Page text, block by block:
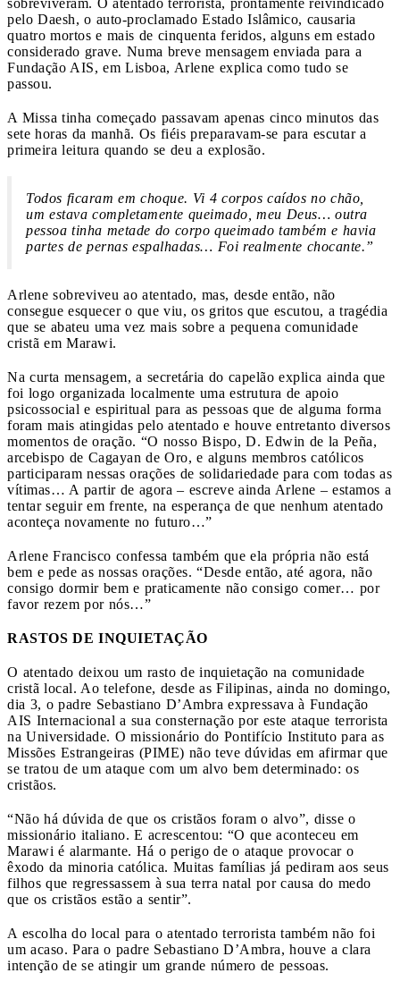
pelo Daesh, o auto-proclamado Estado Islâmico, causaria
quatro mortos e mais de cinquenta feridos, alguns em estado
considerado grave. Numa breve mensagem enviada para a
Fundação AIS, em Lisboa, Arlene explica como tudo se
passou.
A Missa tinha começado passavam apenas cinco minutos das
sete horas da manhã. Os fiéis preparavam-se para escutar a
primeira leitura quando se deu a explosão.
Todos ficaram em choque. Vi 4 corpos caídos no chão,
um estava completamente queimado, meu Deus… outra
pessoa tinha metade do corpo queimado também e havia
partes de pernas espalhadas… Foi realmente chocante.”
Arlene sobreviveu ao atentado, mas, desde então, não
consegue esquecer o que viu, os gritos que escutou, a tragédia
que se abateu uma vez mais sobre a pequena comunidade
cristã em Marawi.
Na curta mensagem, a secretária do capelão explica ainda que
foi logo organizada localmente uma estrutura de apoio
psicossocial e espiritual para as pessoas que de alguma forma
foram mais atingidas pelo atentado e houve entretanto diversos
momentos de oração. “O nosso Bispo, D. Edwin de la Peña,
arcebispo de Cagayan de Oro, e alguns membros católicos
participaram nessas orações de solidariedade para com todas as
vítimas… A partir de agora – escreve ainda Arlene – estamos a
tentar seguir em frente, na esperança de que nenhum atentado
aconteça novamente no futuro…”
Arlene Francisco confessa também que ela própria não está
bem e pede as nossas orações. “Desde então, até agora, não
consigo dormir bem e praticamente não consigo comer… por
favor rezem por nós…”
RASTOS DE INQUIETAÇÃO
O atentado deixou um rasto de inquietação na comunidade
cristã local. Ao telefone, desde as Filipinas, ainda no domingo,
dia 3, o padre Sebastiano D’Ambra expressava à Fundação
AIS Internacional a sua consternação por este ataque terrorista
na Universidade. O missionário do Pontifício Instituto para as
Missões Estrangeiras (PIME) não teve dúvidas em afirmar que
se tratou de um ataque com um alvo bem determinado: os
cristãos.
“Não há dúvida de que os cristãos foram o alvo”, disse o
missionário italiano. E acrescentou: “O que aconteceu em
Marawi é alarmante. Há o perigo de o ataque provocar o
êxodo da minoria católica. Muitas famílias já pediram aos seus
filhos que regressassem à sua terra natal por causa do medo
que os cristãos estão a sentir”.
A escolha do local para o atentado terrorista também não foi
um acaso. Para o padre Sebastiano D’Ambra, houve a clara
intenção de se atingir um grande número de pessoas.